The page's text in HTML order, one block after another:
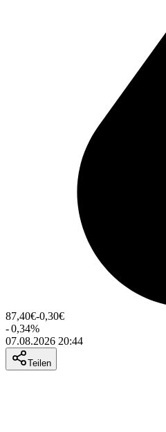
87,40€-0,30€
-0,34%
07.08.2026 20:44
Teilen